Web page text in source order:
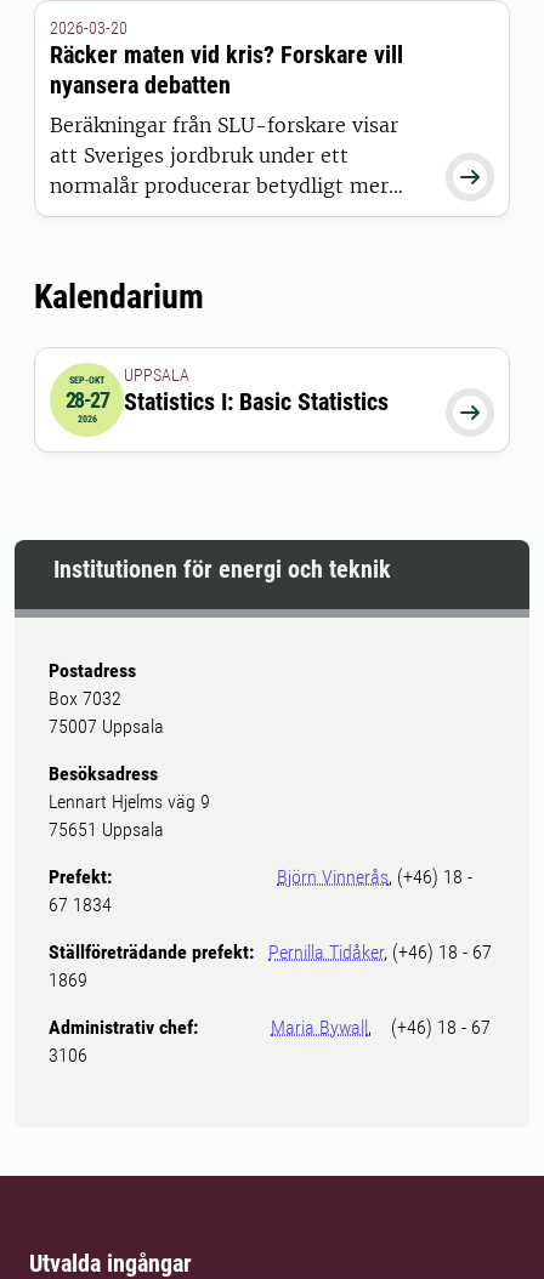
för att tillsammans diskutera kunskap
och lösningar som stärker beredskap,
hållbarhet och resiliens.

2026-03-20
Räcker maten vid kris? Forskare vill
nyansera debatten
Beräkningar från SLU-forskare visar
att Sveriges jordbruk under ett
normalår producerar betydligt mer
energi och protein än vad befolkningen
alltför ensidigt fokus på ökad
produktion riskerar att missa andra
Kalendarium
2026-09-28 08:00:00till2026-10-27 17:00:00
SEP-OKT
28-27
2026 
UPPSALA
Statistics I: Basic Statistics
Institutionen för energi och teknik
Postadress
Box 7032
75007 Uppsala
Besöksadress
Lennart Hjelms väg 9
75651 Uppsala
Prefekt: Björn Vinnerås, (+46) 18 -
67 1834
Ställföreträdande prefekt: Pernilla Tidåker, (+46) 18 - 67
1869
Administrativ chef: Maria Bywall, (+46) 18 - 67
3106
Utvalda ingångar